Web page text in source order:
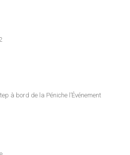
à bord de la Péniche l’Événement